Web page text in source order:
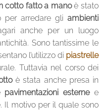
cotto fatto a manoè stato
per arredare gli ambienti
anche per un luogo
Sono tantissime le
l’utilizzo di piastrelle
Tuttavia nel corso dei
è stata anche presa in
pavimentazioni esternee
Il motivo per il quale sono